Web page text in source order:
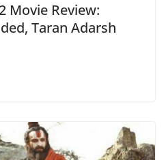
Movie Review:
Taran Adarsh